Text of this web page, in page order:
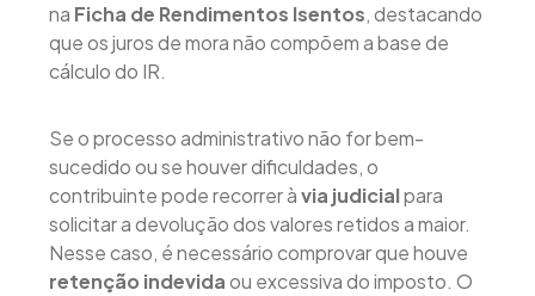
na Ficha de Rendimentos Isentos, destacando
que os juros de mora não compõem a base de
cálculo do IR.
Se o processo administrativo não for bem-
sucedido ou se houver dificuldades, o
contribuinte pode recorrer àvia judicialpara
solicitar a devolução dos valores retidos a maior.
Nesse caso, é necessário comprovar que houve
retenção indevidaou excessiva do imposto. O